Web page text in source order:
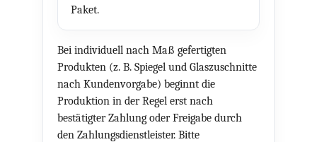
Paket.
Bei individuell nach Maß gefertigten
Produkten (z. B. Spiegel und Glaszuschnitte
nach Kundenvorgabe) beginnt die
Produktion in der Regel erst nach
bestätigter Zahlung oder Freigabe durch
den Zahlungsdienstleister. Bitte